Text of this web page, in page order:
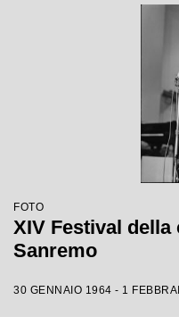
FOTO
XIV Festival della
Sanremo
30 GENNAIO 1964 - 1